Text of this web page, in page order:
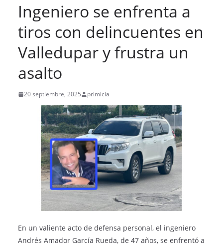
Ingeniero se enfrenta a
tiros con delincuentes en
Valledupar y frustra un
asalto
20 septiembre, 2025 primicia
En un valiente acto de defensa personal, el ingeniero
Andrés Amador García Rueda, de 47 años, se enfrentó a